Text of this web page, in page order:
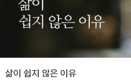
삶이 쉽지 않은 이유